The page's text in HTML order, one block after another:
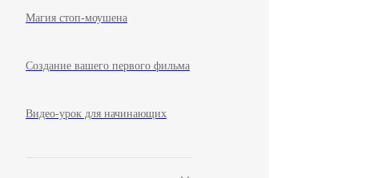
Магия стоп-моушена
Создание вашего первого фильма
Видео-урок для начинающих